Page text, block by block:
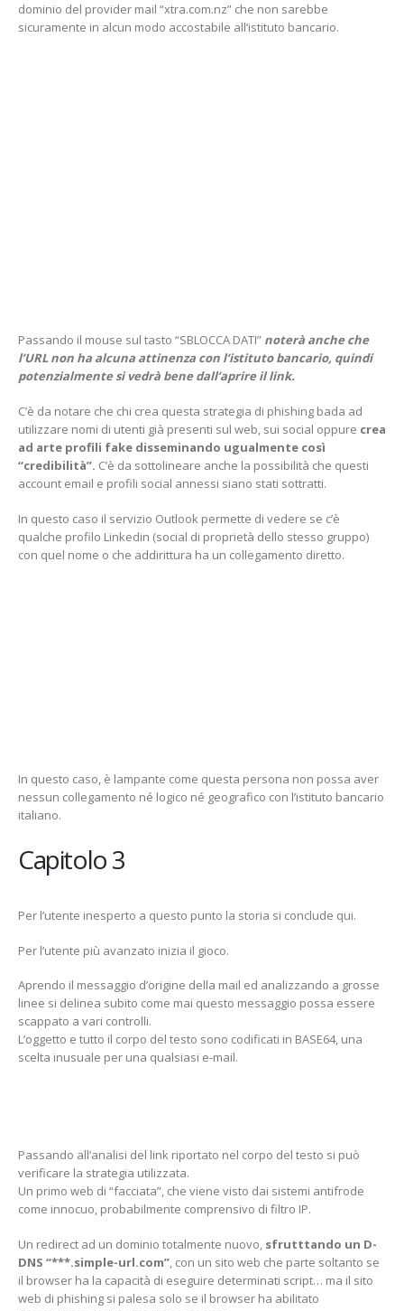
dominio del provider mail “xtra.com.nz” che non sarebbe
sicuramente in alcun modo accostabile all’istituto bancario.
Passando il mouse sul tasto “SBLOCCA DATI” noterà anche che
l’URL non ha alcuna attinenza con l’istituto bancario, quindi
potenzialmente si vedrà bene dall’aprire il link.
C’è da notare che chi crea questa strategia di phishing bada ad
utilizzare nomi di utenti già presenti sul web, sui social oppure crea
ad arte profili fake disseminando ugualmente così
“credibilità”. C’è da sottolineare anche la possibilità che questi
account email e profili social annessi siano stati sottratti.
In questo caso il servizio Outlook permette di vedere se c’è
qualche profilo Linkedin (social di proprietà dello stesso gruppo)
con quel nome o che addirittura ha un collegamento diretto.
In questo caso, è lampante come questa persona non possa aver
nessun collegamento né logico né geografico con l’istituto bancario
italiano.
Capitolo 3
Per l’utente inesperto a questo punto la storia si conclude qui.
Per l’utente più avanzato inizia il gioco.
Aprendo il messaggio d’origine della mail ed analizzando a grosse
linee si delinea subito come mai questo messaggio possa essere
scappato a vari controlli.
L’oggetto e tutto il corpo del testo sono codificati in BASE64, una
scelta inusuale per una qualsiasi e-mail.
Passando all’analisi del link riportato nel corpo del testo si può
verificare la strategia utilizzata.
Un primo web di “facciata”, che viene visto dai sistemi antifrode
come innocuo, probabilmente comprensivo di filtro IP.
Un redirect ad un dominio totalmente nuovo, sfrutttando un D-
DNS “***.simple-url.com”, con un sito web che parte soltanto se
il browser ha la capacità di eseguire determinati script… ma il sito
web di phishing si palesa solo se il browser ha abilitato